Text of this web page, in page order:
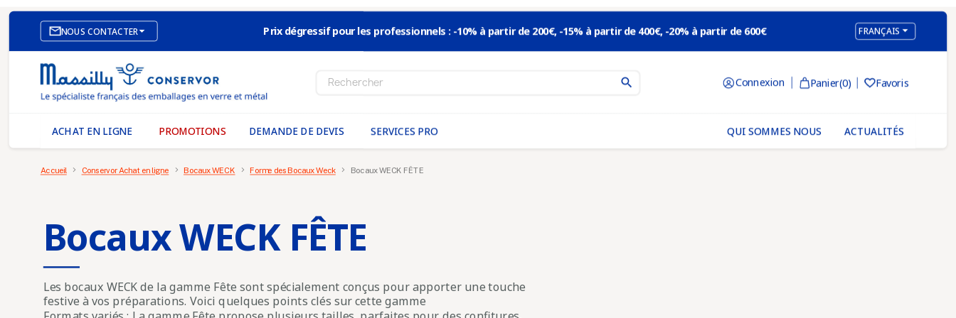
NOUS CONTACTER
SITE E-COMMERCE
NOS AGENCES
MASSILLY CONSERVOR
Prix dégressif pour les professionnels : -10% à partir de 200€, -15% à partir de 400€, -20% à partir de 600€ FRANÇAIS
search Connexion Panier(0) Favoris
ACHAT EN LIGNE PROMOTIONS DEMANDE DE DEVIS SERVICES PRO ACTUALITÉS
QUI SOMMES NOUS
Accueil Conservor Achat en ligne Bocaux WECK Forme des Bocaux Weck Bocaux WECK FÊTE
Bocaux WECK FÊTE
Les bocaux WECK de la gamme Fête sont spécialement conçus pour apporter une touche
festive à vos préparations. Voici quelques points clés sur cette gamme